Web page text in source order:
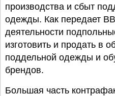
производства и сбыт
одежды. Как передает
деятельности
изготовить и продать в
поддельной одежды и
брендов.
Большая часть